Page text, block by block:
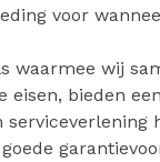
voor
waarmee wij
eisen, bieden
serviceverlening